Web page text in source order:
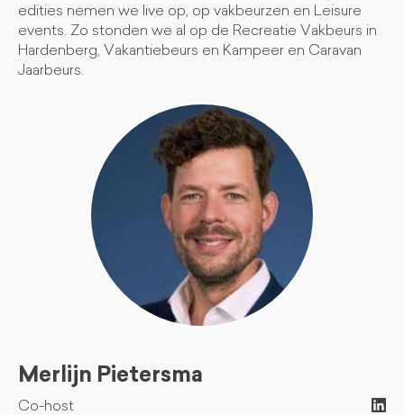
edities nemen we live op, op vakbeurzen en Leisure
events. Zo stonden we al op de Recreatie Vakbeurs in
Hardenberg, Vakantiebeurs en Kampeer en Caravan
Jaarbeurs.
Merlijn Pietersma
Co-host